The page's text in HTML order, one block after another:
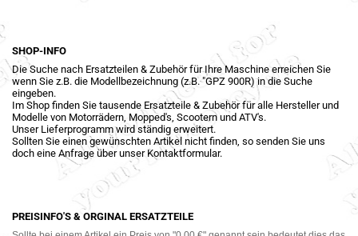
SHOP-INFO
Die Suche nach Ersatzteilen & Zubehör für Ihre Maschine erreichen Sie
wenn Sie z.B. die Modellbezeichnung (z.B. "GPZ 900R) in die Suche
eingeben.
Im Shop finden Sie tausende Ersatzteile & Zubehör für alle Hersteller und
Modelle von Motorrädern, Mopped's, Scootern und ATV's.
Unser Lieferprogramm wird ständig erweitert.
Sollten Sie einen gewünschten Artikel nicht finden, so senden Sie uns
doch eine Anfrage über unser Kontaktformular.
PREISINFO'S & ORGINAL ERSATZTEILE